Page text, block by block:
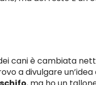
cani è cambiata
a divulgare